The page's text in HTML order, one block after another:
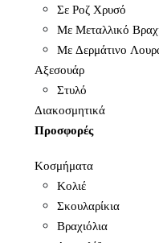
Σε Ροζ Χρυσό
Με Μεταλλικό
Με Δερμάτινο
Αξεσουάρ
Στυλό
Διακοσμητικά
Προσφορές
Κοσμήματα
Κολιέ
Σκουλαρίκια
Βραχιόλια